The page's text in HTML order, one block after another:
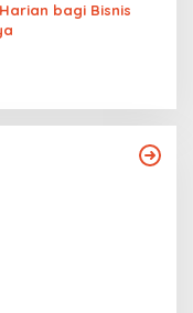
bagi Bisnis
Manfaat, dan